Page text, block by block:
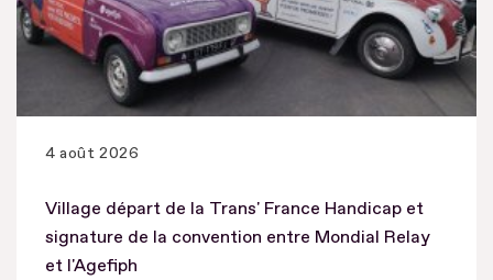
4 août 2026
Village départ de la Trans' France Handicap et
signature de la convention entre Mondial Relay
et l'Agefiph